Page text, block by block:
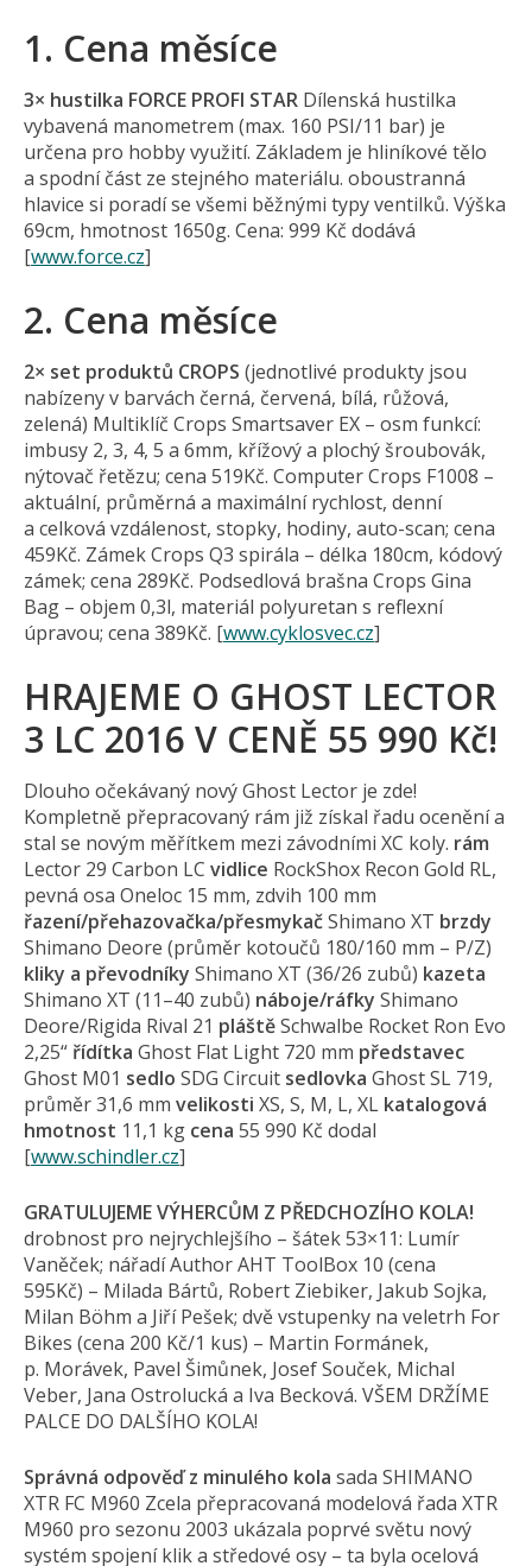
1. Cena měsíce
3× hustilka FORCE PROFI STAR Dílenská hustilka
vybavená manometrem (max. 160 PSI/11 bar) je
určena pro hobby využití. Základem je hliníkové tělo
a spodní část ze stejného materiálu. oboustranná
hlavice si poradí se všemi běžnými typy ventilků. Výška
69cm, hmotnost 1650g. Cena: 999 Kč dodává
[www.force.cz]
2. Cena měsíce
2× set produktů CROPS (jednotlivé produkty jsou
nabízeny v barvách černá, červená, bílá, růžová,
zelená) Multiklíč Crops Smartsaver EX – osm funkcí:
imbusy 2, 3, 4, 5 a 6mm, křížový a plochý šroubovák,
nýtovač řetězu; cena 519Kč. Computer Crops F1008 –
aktuální, průměrná a maximální rychlost, denní
a celková vzdálenost, stopky, hodiny, auto-scan; cena
459Kč. Zámek Crops Q3 spirála – délka 180cm, kódový
zámek; cena 289Kč. Podsedlová brašna Crops Gina
Bag – objem 0,3l, materiál polyuretan s reflexní
úpravou; cena 389Kč. [www.cyklosvec.cz]
HRAJEME O GHOST LECTOR
3 LC 2016 V CENĚ 55 990 Kč!
Dlouho očekávaný nový Ghost Lector je zde!
Kompletně přepracovaný rám již získal řadu ocenění a
stal se novým měřítkem mezi závodními XC koly. rám
Lector 29 Carbon LC vidlice RockShox Recon Gold RL,
pevná osa Oneloc 15 mm, zdvih 100 mm
řazení/přehazo­vačka/přesmykačShimano XT brzdy
Shimano Deore (průměr kotoučů 180/160 mm – P/Z)
kliky a převodníky Shimano XT (36/26 zubů) kazeta
Shimano XT (11–40 zubů) náboje/ráfky Shimano
Deore/Rigida Rival 21 pláštěSchwalbe Rocket Ron Evo
2,25“ řídítka Ghost Flat Light 720 mm představec
Ghost M01 sedlo SDG Circuit sedlovka Ghost SL 719,
průměr 31,6 mm velikosti XS, S, M, L, XL katalogová
hmotnost 11,1 kg cena 55 990 Kč dodal
[www.schindler.cz]
GRATULUJEME VÝHERCŮM Z PŘEDCHOZÍHO KOLA!
drobnost pro nejrychlejšího – šátek 53×11: Lumír
Vaněček; nářadí Author AHT ToolBox 10 (cena
595Kč) – Milada Bártů, Robert Ziebiker, Jakub Sojka,
Milan Böhm a Jiří Pešek; dvě vstupenky na veletrh For
Bikes (cena 200 Kč/1 kus) – Martin Formánek,
p. Morávek, Pavel Šimůnek, Josef Souček, Michal
Veber, Jana Ostrolucká a Iva Becková. VŠEM DRŽÍME
PALCE DO DALŠÍHO KOLA!
Správná odpověď z minulého kola sada SHIMANO
XTR FC M960 Zcela přepracovaná modelová řada XTR
M960 pro sezonu 2003 ukázala poprvé světu nový
systém spojení klik a středové osy – ta byla ocelová